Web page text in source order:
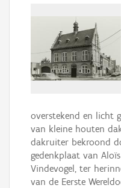
overstekend en licht
van kleine houten
dakruiter bekroond
gedenkplaat van
Vindevogel, ter
van de Eerste